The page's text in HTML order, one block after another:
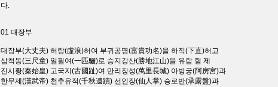
다.
01 대장부
대장부(大丈夫) 허랑(虛浪)허여 부귀공명(富貴功名)을 하직(下直)허고
삼척동(三尺童) 일필여(一匹驪)로 승지강산(勝地江山)을 유람 헐 제
진시황(秦始皇) 고국지(古國趾)여 만리장성(萬里長城) 아방궁(阿房宮)과
한무제(漢武帝) 천추유적(千秋遺蹟) 선인장(仙人掌) 승로반(承露盤)과